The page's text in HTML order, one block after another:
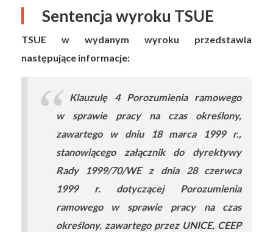
Sentencja wyroku TSUE
TSUE w wydanym wyroku przedstawia
następujące informacje:
Klauzulę 4 Porozumienia ramowego
w sprawie pracy na czas określony,
zawartego w dniu 18 marca 1999 r.,
stanowiącego załącznik do dyrektywy
Rady 1999/70/WE z dnia 28 czerwca
1999 r. dotyczącej Porozumienia
ramowego w sprawie pracy na czas
określony, zawartego przez UNICE, CEEP